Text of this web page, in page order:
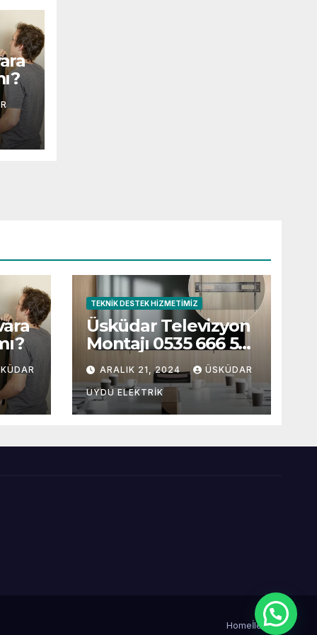
TEKNIK DESTEK HIZMETIMIZ
Üsküdar Televizyon
Montajı 0535 666 55
88ARALIK 21, 2024 ÜSKÜDAR
UYDU ELEKTRIK
Homeİletişim